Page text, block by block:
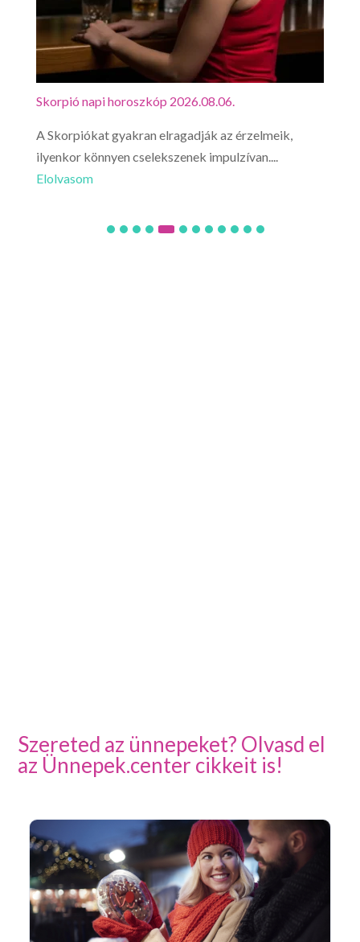
Skorpió napi horoszkóp 2026.08.06.
A Skorpiókat gyakran elragadják az érzelmeik,
ilyenkor könnyen cselekszenek impulzívan....
Elolvasom
Szereted az ünnepeket? Olvasd el
az Ünnepek.center cikkeit is!